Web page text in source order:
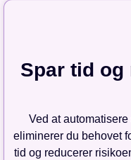
Spar tid og
Ved at
eliminerer du behovet
tid og reducerer